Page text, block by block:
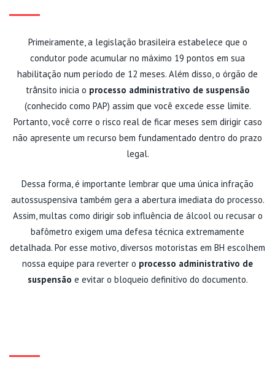
Primeiramente, a legislação brasileira estabelece que o
condutor pode acumular no máximo 19 pontos em sua
habilitação num período de 12 meses. Além disso, o órgão de
trânsito inicia o processo administrativo de suspensão
(conhecido como PAP) assim que você excede esse limite.
Portanto, você corre o risco real de ficar meses sem dirigir caso
não apresente um recurso bem fundamentado dentro do prazo
legal.
Dessa forma, é importante lembrar que uma única infração
autossuspensiva também gera a abertura imediata do processo.
Assim, multas como dirigir sob influência de álcool ou recusar o
bafômetro exigem uma defesa técnica extremamente
detalhada. Por esse motivo, diversos motoristas em BH escolhem
nossa equipe para reverter o processo administrativo de
suspensão e evitar o bloqueio definitivo do documento.